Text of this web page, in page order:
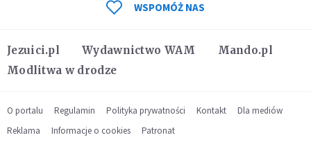
Jezuici.pl Wydawnictwo WAM
Mando.pl
Modlitwa w drodze
WSPOMÓŻ NAS
O portalu Regulamin Polityka prywatności Kontakt
Dla mediów
Reklama
Informacje o cookies Patronat